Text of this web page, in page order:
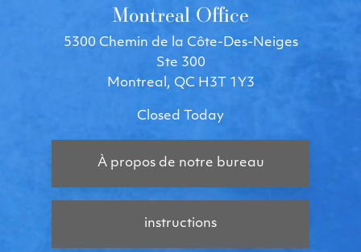
Montreal Office
5300 Chemin de la Côte-Des-Neiges
Ste 300
Montreal, QC H3T 1Y3
Closed Today
À propos de notre bureau
instructions